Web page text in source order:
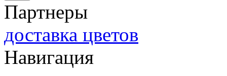
Партнеры
доставка цветов
Навигация